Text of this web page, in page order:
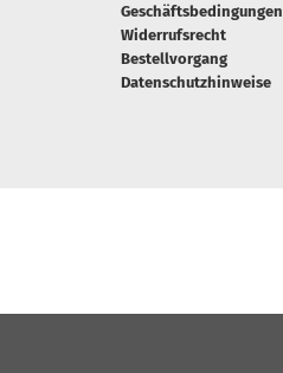
Geschäftsbedingungen
Widerrufsrecht
Bestellvorgang
Datenschutzhinweise